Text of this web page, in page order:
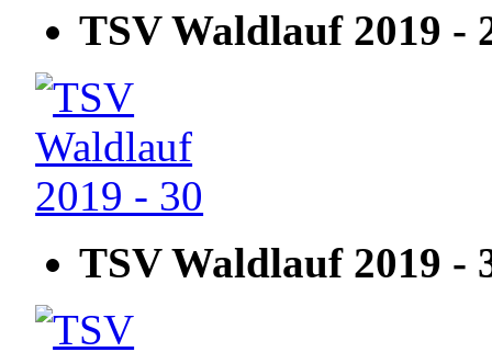
TSV Waldlauf 2019 -
TSV Waldlauf 2019 -